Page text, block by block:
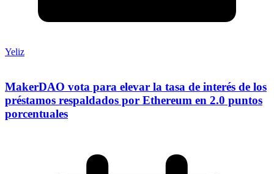
Yeliz
MakerDAO vota para elevar la tasa de interés de los
préstamos respaldados por Ethereum en 2.0 puntos
porcentuales